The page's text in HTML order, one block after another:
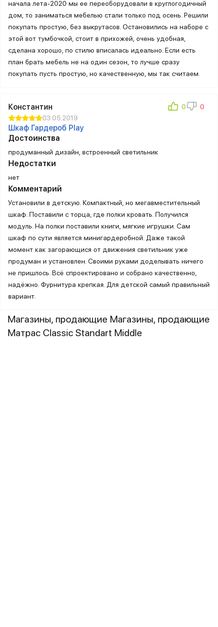
начала лета-2020 мы ее переоборудовали в круглогодичный
дом, то заниматься мебелью стали только под осень. Решили
покупать простую, без выкрутасов. Остановились на наборе с
этой вот тумбочкой, стоит в прихожей, очень удобная,
сделана хорошо, по стилю вписалась идеально. Если есть
план брать мебель не на один сезон, то лучше сразу
покупать пусть простую, но качественную, мы так считаем.
Константин
03.05.2019
Шкаф Гардероб Play
Достоинства
продуманный дизайн, встроенный светильник
Недостатки
нет
Комментарий
Установили в детскую. Компактный, но мегавместительный
шкаф. Поставили с торца, где полки кровать. Получился
модуль. На полки поставили книги, мягкие игрушки. Сам
шкаф по сути является минигардеробной. Даже такой
момент как загорающися от движения светильник уже
продуман и установлен. Своими руками доделывать ничего
не пришлось. Всё спроектировано и собрано качественно,
надёжно. Фурнитура крепкая. Для детской самый правильный
вариант.
Магазины, продающие Магазины, продающие
Матрас Classic Standart Middle